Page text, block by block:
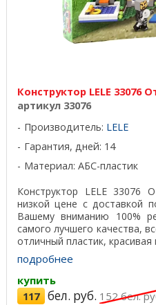
Конструктор LELE 33076
артикул 33076
Производитель: LELE
Гарантия, дней: 14
Материал: АБС-пластик
Конструктор LELE 33076
низкой цене с доставкой
Вашему вниманию 100%
самого лучшего качества,
отличный пластик,
подробнее
купить
117 бел. руб. 152бел.